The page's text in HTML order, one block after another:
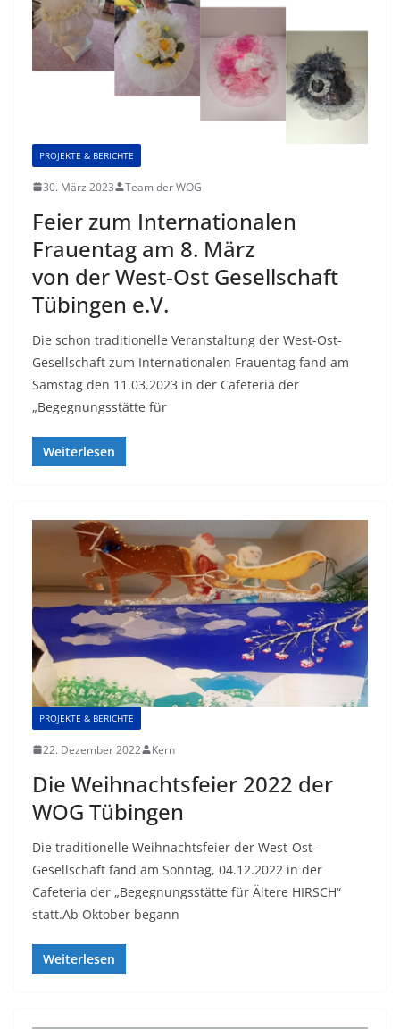
PROJEKTE & BERICHTE
30. März 2023 Team der WOG
Feier zum Internationalen
Frauentag am 8. März
von der West-Ost Gesellschaft
Tübingen e.V.
Die schon traditionelle Veranstaltung der West-Ost-
Gesellschaft zum Internationalen Frauentag fand am
Samstag den 11.03.2023 in der Cafeteria der
„Begegnungsstätte für
Weiterlesen
PROJEKTE & BERICHTE
22. Dezember 2022 Kern
Die Weihnachtsfeier 2022 der
WOG Tübingen
Die traditionelle Weihnachtsfeier der West-Ost-
Gesellschaft fand am Sonntag, 04.12.2022 in der
Cafeteria der „Begegnungsstätte für Ältere HIRSCH“
statt.Ab Oktober begann
Weiterlesen